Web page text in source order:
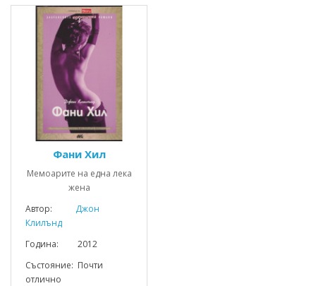
Фани Хил
Мемоарите на една лека
жена
Автор:
Джон
Клилънд
Година: 2012
Състояние: Почти
отлично